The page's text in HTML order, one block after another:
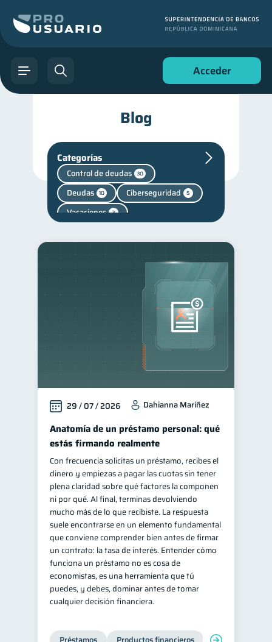
Acceder
Blog
Categorías
Control de deudas 30
Deudas 10 Ciberseguridad 5
Vacaciones 2
30
22
22
Finanzas para mujeres 20
Seguridad financiera 13
Salud financiera 12
Productos financieros 11
Organización Financiera 10
Entidad financiera 8
Préstamos Ahorro 8
Consejos 6
Tarjeta de crédito
Historial crediticio 6
Servicios
Derechos & Deberes 4
29 / 07 / 2026 Dahianna Maríñez
Anatomía de un préstamo personal: qué
estás firmando realmente
Con frecuencia solicitas un préstamo, recibes el
dinero y empiezas a pagar las cuotas sin tener
plena claridad sobre qué factores la componen
ni por qué. Al final, terminas devolviendo
mucho más de lo que recibiste. La respuesta
suele encontrarse en un elemento fundamental
que conviene comprender bien antes de firmar
un contrato: la tasa de interés. Entender cómo
funciona un préstamo no es cosa de
economistas, es una herramienta que tú
puedes, y debes, dominar antes de tomar
cualquier decisión financiera.